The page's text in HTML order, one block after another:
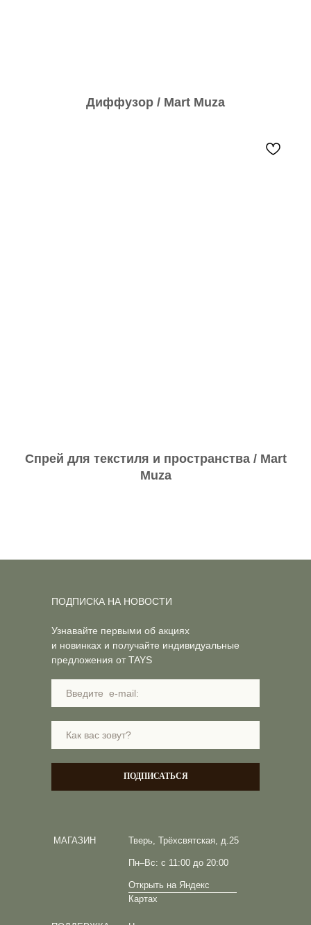
Диффузор / Mart Muza
Спрей для текстиля и пространства / Mart
Muza
Тверь, Трёхсвятская, д.25
Пн–Вс: с 11:00 до 20:00
Открыть на Яндекс
Картах
МАГАЗИН
Узнавайте первыми об акциях
и новинках и получайте индивидуальные
предложения от TAYS
ПОДПИСАТЬСЯ
ПОДПИСКА НА НОВОСТИ